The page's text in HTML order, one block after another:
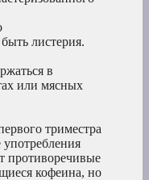
листерия.
в
или мясных
триместра
употребления
противоречивые
кофеина, но